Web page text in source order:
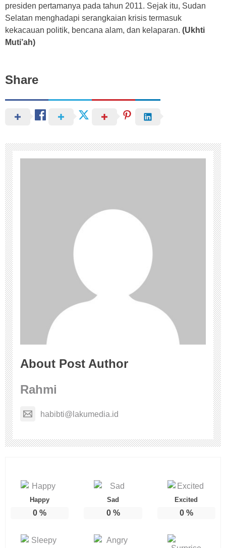
presiden pertamanya pada tahun 2011. Sejak itu, Sudan
Selatan menghadapi serangkaian krisis termasuk
kekacauan politik, bencana alam, dan kelaparan. (Ukhti
Muti’ah)
Share
About Post Author
Rahmi
habibti@lakumedia.id
Happy
0 %
Sad
0%
Excited
0%